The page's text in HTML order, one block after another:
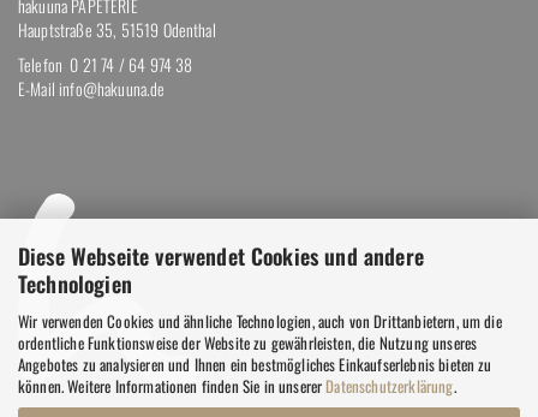
Diese Webseite verwendet Cookies und andere
Technologien
Wir verwenden Cookies und ähnliche Technologien, auch von Drittanbietern, um die
ordentliche Funktionsweise der Website zu gewährleisten, die Nutzung unseres
Angebotes zu analysieren und Ihnen ein bestmögliches Einkaufserlebnis bieten zu
können. Weitere Informationen finden Sie in unserer Datenschutzerklärung.
hakuuna PAPETERIE
Hauptstraße 35, 51519 Odenthal
Telefon 0 21 74 / 64 974 38
E-Mail info@hakuuna.de